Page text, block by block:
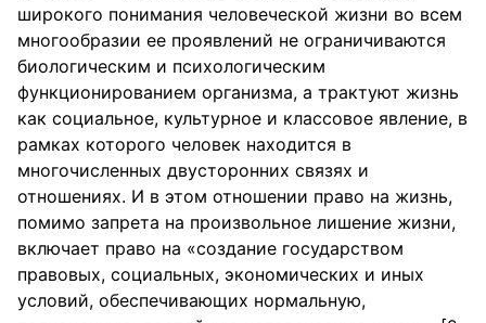
широкого понимания человеческой жизни во всем
многообразии ее проявлений не ограничиваются
биологическим и психологическим
функционированием организма, а трактуют жизнь
как социальное, культурное и классовое явление, в
рамках которого человек находится в
многочисленных двусторонних связях и
отношениях. И в этом отношении право на жизнь,
помимо запрета на произвольное лишение жизни,
включает право на «создание государством
правовых, социальных, экономических и иных
условий, обеспечивающих нормальную,